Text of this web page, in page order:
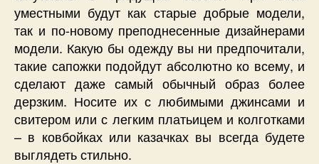
уместными будут как старые добрые модели,
так и по-новому преподнесенные дизайнерами
модели. Какую бы одежду вы ни предпочитали,
такие сапожки подойдут абсолютно ко всему, и
сделают даже самый обычный образ более
дерзким. Носите их с любимыми джинсами и
свитером или с легким платьицем и колготками
– в ковбойках или казачках вы всегда будете
выглядеть стильно.